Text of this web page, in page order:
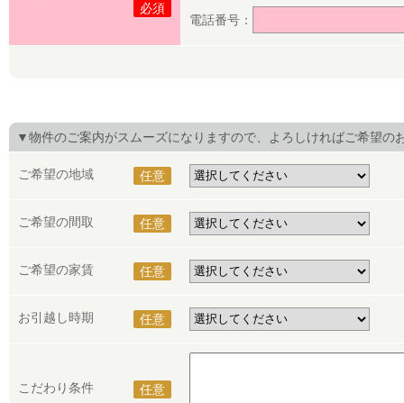
必須
電話番号：
▼物件のご案内がスムーズになりますので、よろしければご希望の
ご希望の地域 任意
ご希望の間取 任意
ご希望の家賃 任意
お引越し時期 任意
こだわり条件 任意